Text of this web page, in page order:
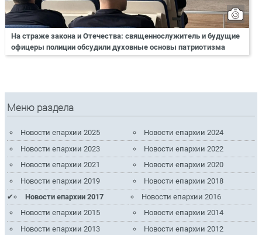
На страже закона и Отечества: священнослужитель и будущие
офицеры полиции обсудили духовные основы патриотизма
Меню раздела
Новости епархии 2025
Новости епархии 2024
Новости епархии 2023
Новости епархии 2022
Новости епархии 2021
Новости епархии 2020
Новости епархии 2019
Новости епархии 2018
Новости епархии 2017
Новости епархии 2016
Новости епархии 2015
Новости епархии 2014
Новости епархии 2013
Новости епархии 2012